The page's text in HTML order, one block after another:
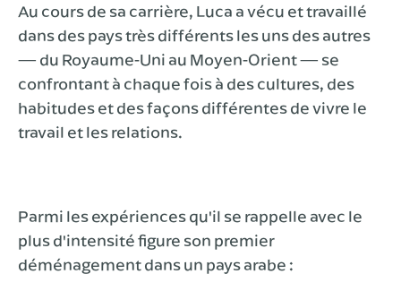
Au cours de sa carrière, Luca a vécu et travaillé
dans des pays très différents les uns des autres
— du Royaume-Uni au Moyen-Orient — se
confrontant à chaque fois à des cultures, des
habitudes et des façons différentes de vivre le
travail et les relations.
Parmi les expériences qu'il se rappelle avec le
plus d'intensité figure son premier
déménagement dans un pays arabe :